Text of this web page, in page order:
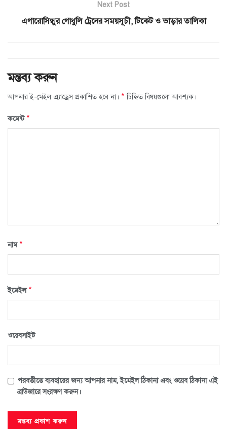
Next Post
এগারোসিন্ধুর গোধুলি ট্রেনের সময়সূচী, টিকেট ও ভাড়ার তালিকা
মন্তব্য করুন
আপনার ই-মেইল এ্যাড্রেস প্রকাশিত হবে না। * চিহ্নিত বিষয়গুলো আবশ্যক।
কমেন্ট*
নাম*
ইমেইল*
ওয়েবসাইট
পরবর্তীতে ব্যবহারের জন্য আপনার নাম, ইমেইল ঠিকানা এবং ওয়েব ঠিকানা এই
ব্রাউজারে সংরক্ষণ করুন।